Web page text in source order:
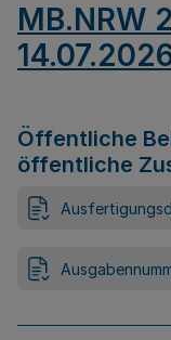
MB.NRW
Öffentliche
öffentliche